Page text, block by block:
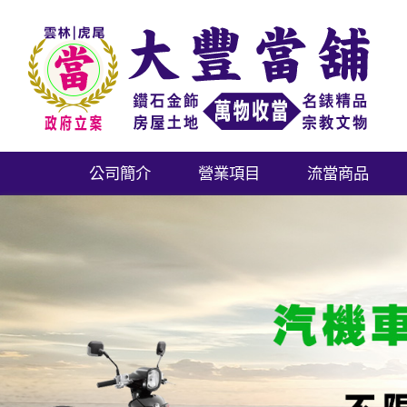
公司簡介 營業項目 流當商品